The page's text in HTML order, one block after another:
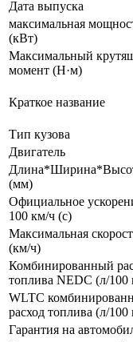
Дата выпуска
максимальная
(кВт)
Максимальный
момент (Н·м)
Краткое название
Тип кузова
Двигатель
(мм)
Официальное
100 км/ч (с)
Максимальная
(км/ч)
Комбинированный
топлива NEDC (л/100
WLTC
расход топлива (л/100
Гарантия на